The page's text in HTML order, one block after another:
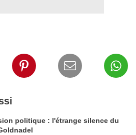
politique : l'étrange silence du